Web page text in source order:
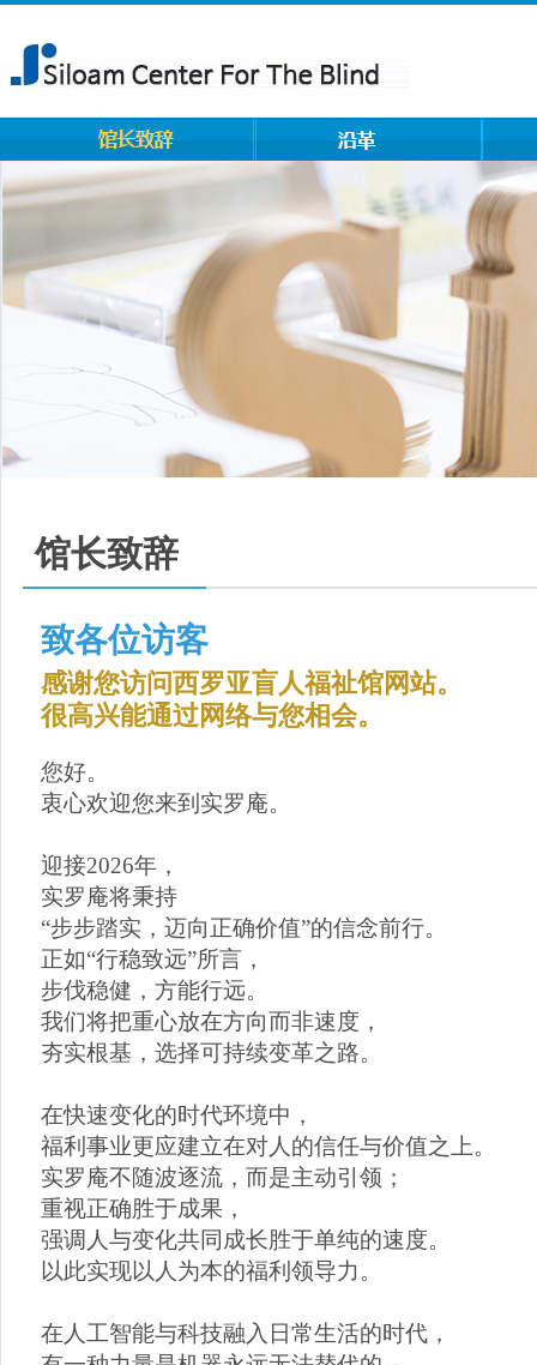
馆长致辞
致各位访客
感谢您访问西罗亚盲人福祉馆网站。
很高兴能通过网络与您相会。
您好。
衷心欢迎您来到实罗庵。
迎接2026年，
实罗庵将秉持
“步步踏实，迈向正确价值”的信念前行。
正如“行稳致远”所言，
步伐稳健，方能行远。
我们将把重心放在方向而非速度，
夯实根基，选择可持续变革之路。
在快速变化的时代环境中，
福利事业更应建立在对人的信任与价值之上。
实罗庵不随波逐流，而是主动引领；
重视正确胜于成果，
强调人与变化共同成长胜于单纯的速度。
以此实现以人为本的福利领导力。
在人工智能与科技融入日常生活的时代，